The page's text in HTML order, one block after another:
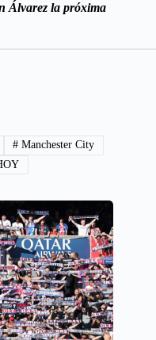
Álvarez la próxima
# Manchester City